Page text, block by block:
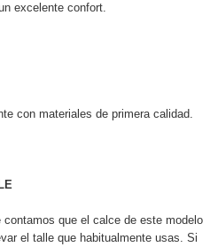
excelente confort.
con materiales de primera calidad.
que el calce de este modelo
el talle que habitualmente usas. Si